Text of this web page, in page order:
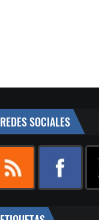
REDES SOCIALES